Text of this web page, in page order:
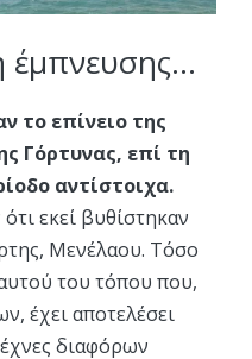
το επίνειο της
Γόρτυνας, επί τη
αντίστοιχα.
εκεί βυθίστηκαν
Μενέλαου. Τόσο
αυτού του τόπου που,
έχει αποτελέσει
διαφόρων